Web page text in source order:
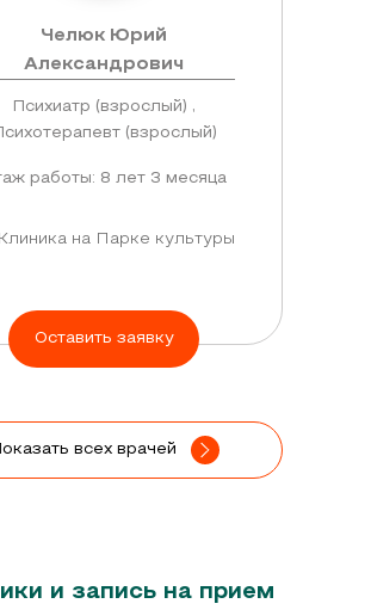
Челюк Юрий
Александрович
Психиатр (взрослый) ,
(взрослый)
работы: 8 лет 3 месяца
Клиника на Парке культуры
Оставить заявку
всех врачей
и запись на прием